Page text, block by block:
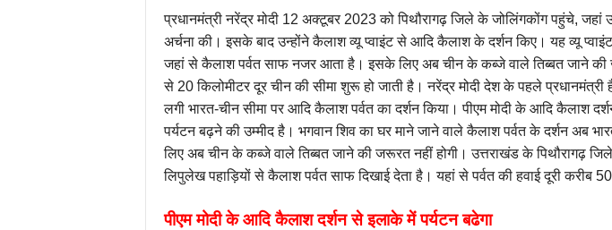
प्रधानमंत्री नरेंद्र मोदी 12 अक्टूबर 2023 को पिथौरागढ़ जिले के जोलिंगकोंग पहुंचे, जहां
अर्चना की। इसके बाद उन्होंने कैलाश व्यू प्वाइंट से आदि कैलाश के दर्शन किए। यह व्यू
जहां से कैलाश पर्वत साफ नजर आता है। इसके लिए अब चीन के कब्जे वाले तिब्बत जाने की
से 20 किलोमीटर दूर चीन की सीमा शुरू हो जाती है। नरेंद्र मोदी देश के पहले प्रधानमंत्री
लगी भारत-चीन सीमा पर आदि कैलाश पर्वत का दर्शन किया। पीएम मोदी के आदि कैलाश
पर्यटन बढ़ने की उम्मीद है। भगवान शिव का घर माने जाने वाले कैलाश पर्वत के दर्शन अब
लिए अब चीन के कब्जे वाले तिब्बत जाने की जरूरत नहीं होगी। उत्तराखंड के पिथौरागढ़
लिपुलेख पहाड़ियों से कैलाश पर्वत साफ दिखाई देता है। यहां से पर्वत की हवाई दूरी करीब
पीएम मोदी के आदि कैलाश दर्शन से इलाके में पर्यटन बढेगा